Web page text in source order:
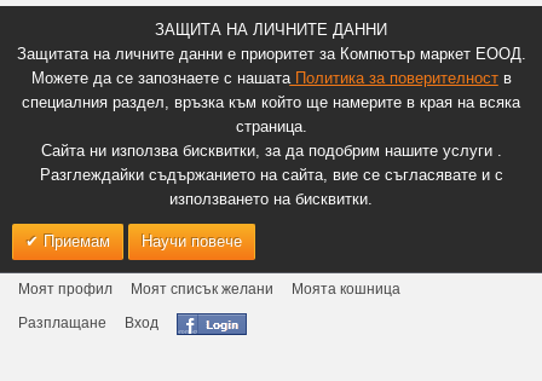
ЗАЩИТА НА ЛИЧНИТЕ ДАННИ
Защитата на личните данни е приоритет за Компютър маркет ЕООД.
Можете да се запознаете с нашатаПолитика за поверителноств
специалния раздел, връзка към който ще намерите в края на всяка
страница.
Сайта ни използва бисквитки, за да подобрим нашите услуги .
Разглеждайки съдържанието на сайта, вие се съгласявате и с
използването на бисквитки.
Приемам Научи повече
Моят профил Моят списък желани
Моята кошница
Разплащане
Вход